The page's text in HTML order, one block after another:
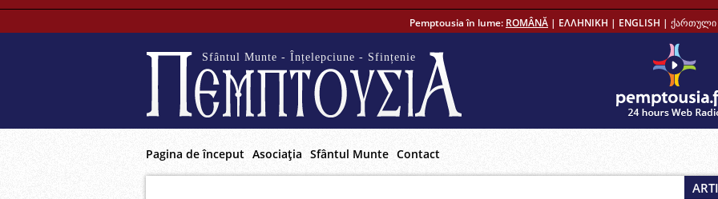
Pemptousia în lume: ROMÂNĂ | ΕΛΛΗΝΙΚΗ | ENGLISH | ქართული
Sfântul Munte - Înțelepciune - Sfințenie
Pagina de început Asociaţia Sfântul Munte Contact